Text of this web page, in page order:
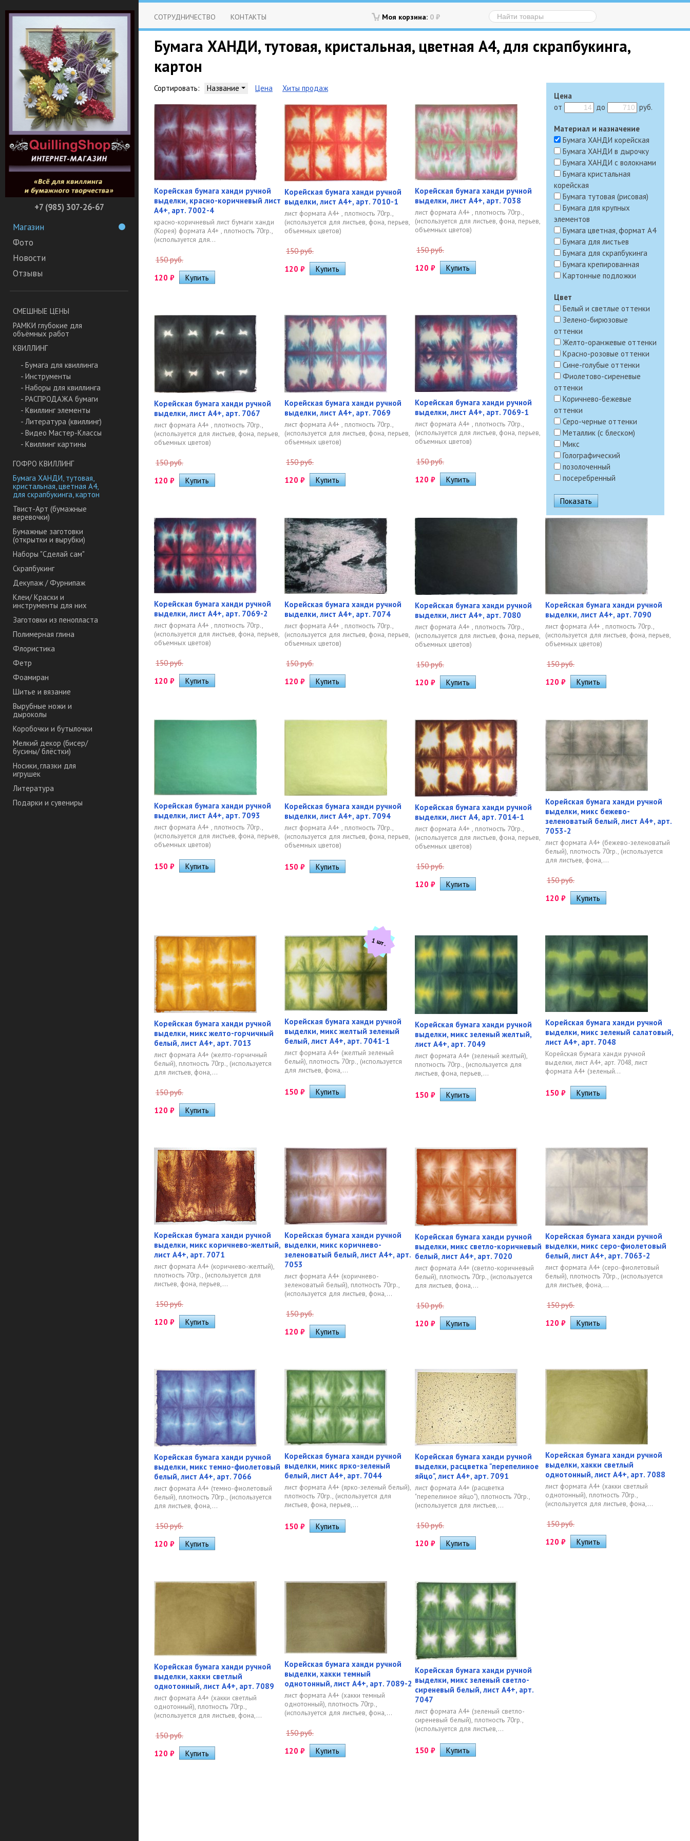
+7 (985) 307-26-67
Магазин
Фото
Новости
Отзывы
СМЕШНЫЕ ЦЕНЫ
РАМКИ глубокие для
объёмных работ
КВИЛЛИНГ
- Бумага для квиллинга
- Инструменты
- Наборы для квиллинга
- РАСПРОДАЖА бумаги
- Квиллинг элементы
- Литература (квиллинг)
- Видео Мастер-Классы
- Квиллинг картины
ГОФРО КВИЛЛИНГ
Бумага ХАНДИ, тутовая,
кристальная, цветная А4,
для скрапбукинга, картон
Твист-Арт (бумажные
веревочки)
Бумажные заготовки
(открытки и вырубки)
Наборы "Сделай сам"
Скрапбукинг
Декупаж / Фурнипаж
Клеи/ Краски и
инструменты для них
Заготовки из пенопласта
Полимерная глина
Флористика
Фетр
Фоамиран
Шитье и вязание
Вырубные ножи и
дыроколы
Коробочки и бутылочки
Мелкий декор (бисер/
бусины/ блёстки)
Носики, глазки для
игрушек
Литература
Подарки и сувениры
Моя корзина: 0 ₽
СОТРУДНИЧЕСТВО КОНТАКТЫ
Бумага ХАНДИ, тутовая, кристальная, цветная А4, для скрапбукинга,
картон
Цена
от
до руб.
Материал и назначение
Бумага ХАНДИ корейская
Бумага ХАНДИ в дырочку
Бумага ХАНДИ с волокнами
Бумага кристальная
корейская
Бумага тутовая (рисовая)
Бумага для крупных
элементов
Бумага цветная, формат А4
Бумага для листьев
Бумага для скрапбукинга
Бумага крепированная
Картонные подложки
Цвет
Белый и светлые оттенки
Зелено-бирюзовые
оттенки
Желто-оранжевые оттенки
Красно-розовые оттенки
Сине-голубые оттенки
Фиолетово-сиреневые
оттенки
Коричнево-бежевые
оттенки
Серо-черные оттенки
Металлик (с блеском)
Микс
Голографический
позолоченный
посеребренный
Сортировать: Название Цена Хиты продаж
Корейская бумага ханди ручной
выделки, красно-коричневый лист
А4+, арт. 7002-4
красно-коричневый лист бумаги ханди
(Корея) формата А4+ , плотность 70гр.,
(используется для...
150 руб.
120 ₽
Корейская бумага ханди ручной
выделки, лист А4+, арт. 7010-1
лист формата А4+ , плотность 70гр.,
(используется для листьев, фона, перьев,
объемных цветов)
150 руб.
120 ₽
Корейская бумага ханди ручной
выделки, лист А4+, арт. 7038
лист формата А4+ , плотность 70гр.,
(используется для листьев, фона, перьев,
объемных цветов)
150 руб.
120 ₽
Корейская бумага ханди ручной
выделки, лист А4+, арт. 7067
лист формата А4+ , плотность 70гр.,
(используется для листьев, фона, перьев,
объемных цветов)
150 руб.
120 ₽
Корейская бумага ханди ручной
выделки, лист А4+, арт. 7069
лист формата А4+ , плотность 70гр.,
(используется для листьев, фона, перьев,
объемных цветов)
150 руб.
120 ₽
Корейская бумага ханди ручной
выделки, лист А4+, арт. 7069-1
лист формата А4+ , плотность 70гр.,
(используется для листьев, фона, перьев,
объемных цветов)
150 руб.
120 ₽
Корейская бумага ханди ручной
выделки, лист А4+, арт. 7069-2
лист формата А4+ , плотность 70гр.,
(используется для листьев, фона, перьев,
объемных цветов)
150 руб.
120 ₽
Корейская бумага ханди ручной
выделки, лист А4+, арт. 7074
лист формата А4+ , плотность 70гр.,
(используется для листьев, фона, перьев,
объемных цветов)
150 руб.
120 ₽
Корейская бумага ханди ручной
выделки, лист А4+, арт. 7080
лист формата А4+ , плотность 70гр.,
(используется для листьев, фона, перьев,
объемных цветов)
150 руб.
120 ₽
Корейская бумага ханди ручной
выделки, лист А4+, арт. 7090
лист формата А4+ , плотность 70гр.,
(используется для листьев, фона, перьев,
объемных цветов)
150 руб.
120 ₽
Корейская бумага ханди ручной
выделки, лист А4+, арт. 7093
лист формата А4+ , плотность 70гр.,
(используется для листьев, фона, перьев,
объемных цветов)
150 ₽
Корейская бумага ханди ручной
выделки, лист А4+, арт. 7094
лист формата А4+ , плотность 70гр.,
(используется для листьев, фона, перьев,
объемных цветов)
150 ₽
Корейская бумага ханди ручной
выделки, лист А4, арт. 7014-1
лист формата А4+ , плотность 70гр.,
(используется для листьев, фона, перьев,
объемных цветов)
150 руб.
120 ₽
Корейская бумага ханди ручной
выделки, микс бежево-
зеленоватый белый, лист А4+, арт.
7053-2
лист формата А4+ (бежево-зеленоватый
белый), плотность 70гр., (используется
для листьев, фона,...
150 руб.
120 ₽
Корейская бумага ханди ручной
выделки, микс желто-горчичный
белый, лист А4+, арт. 7013
лист формата А4+ (желто-горчичный
белый), плотность 70гр., (используется
для листьев, фона,...
150 руб.
120 ₽
1 шт.
Корейская бумага ханди ручной
выделки, микс желтый зеленый
белый, лист А4+, арт. 7041-1
лист формата А4+ (желтый зеленый
белый), плотность 70гр., (используется
для листьев, фона,...
150 ₽
Корейская бумага ханди ручной
выделки, микс зеленый желтый,
лист А4+, арт. 7049
лист формата А4+ (зеленый желтый),
плотность 70гр., (используется для
листьев, фона, перьев,...
150 ₽
Корейская бумага ханди ручной
выделки, микс зеленый салатовый,
лист А4+, арт. 7048
​Корейская бумага ханди ручной
выделки, лист А4+, арт. 7048, лист
формата А4+ (зеленый...
150 ₽
Корейская бумага ханди ручной
выделки, микс коричнево-желтый,
лист А4+, арт. 7071
лист формата А4+ (коричнево-желтый),
плотность 70гр., (используется для
листьев, фона, перьев,...
150 руб.
120 ₽
Корейская бумага ханди ручной
выделки, микс коричнево-
зеленоватый белый, лист А4+, арт.
7053
лист формата А4+ (коричнево-
зеленоватый белый), плотность 70гр.,
(используется для листьев, фона,...
150 руб.
120 ₽
Корейская бумага ханди ручной
выделки, микс светло-коричневый
белый, лист А4+, арт. 7020
лист формата А4+ (светло-коричневый
белый), плотность 70гр., (используется
для листьев, фона,...
150 руб.
120 ₽
Корейская бумага ханди ручной
выделки, микс серо-фиолетовый
белый, лист А4+, арт. 7063-2
лист формата А4+ (серо-фиолетовый
белый), плотность 70гр., (используется
для листьев, фона,...
150 руб.
120 ₽
Корейская бумага ханди ручной
выделки, микс темно-фиолетовый
белый, лист А4+, арт. 7066
лист формата А4+ (темно-фиолетовый
белый), плотность 70гр., (используется
для листьев, фона,...
150 руб.
120 ₽
Корейская бумага ханди ручной
выделки, микс ярко-зеленый
белый, лист А4+, арт. 7044
лист формата А4+ (ярко-зеленый белый),
плотность 70гр., (используется для
листьев, фона, перьев,...
150 ₽
Корейская бумага ханди ручной
выделки, расцветка "перепелиное
яйцо", лист А4+, арт. 7091
лист формата А4+ (расцветка
"перепелиное яйцо"), плотность 70гр.,
(используется для листьев,...
150 руб.
120 ₽
Корейская бумага ханди ручной
выделки, хакки светлый
однотонный, лист А4+, арт. 7088
лист формата А4+ (хакки светлый
однотонный), плотность 70гр.,
(используется для листьев, фона,...
150 руб.
120 ₽
Корейская бумага ханди ручной
выделки, хакки светлый
однотонный, лист А4+, арт. 7089
лист формата А4+ (хакки светлый
однотонный), плотность 70гр.,
(используется для листьев, фона,...
150 руб.
120 ₽
Корейская бумага ханди ручной
выделки, хакки темный
однотонный, лист А4+, арт. 7089-2
лист формата А4+ (хакки темный
однотонный), плотность 70гр.,
(используется для листьев, фона,...
150 руб.
120 ₽
Корейская бумага ханди ручной
выделки, микс зеленый светло-
сиреневый белый, лист А4+, арт.
7047
лист формата А4+ (зеленый светло-
сиреневый белый), плотность 70гр.,
(используется для листьев,...
150 ₽